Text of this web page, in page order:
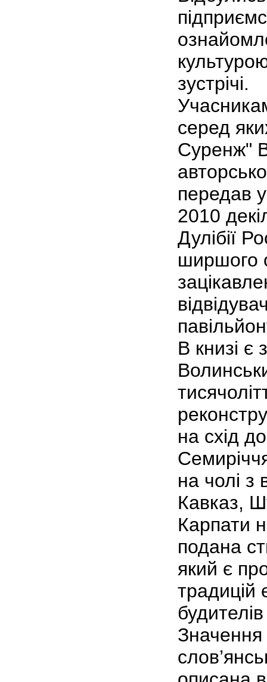
зустрічі.
серед
Суренж"
передав
2010
Дулібії
ширшого
В книзі є
на схід
на чолі з
Кавказ,
Карпати
подана
який є
традицій